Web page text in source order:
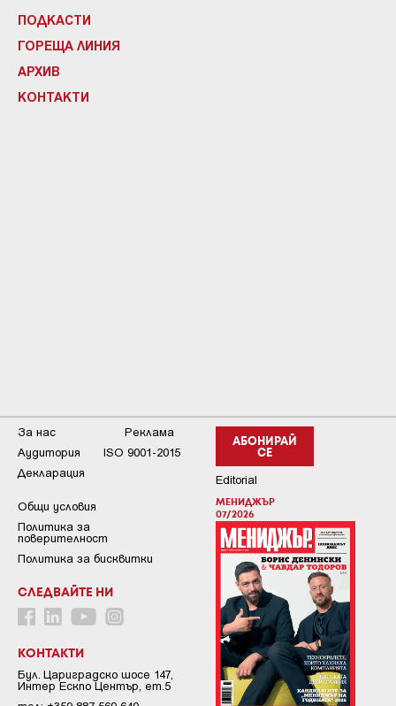
ПОДКАСТИ
ГОРЕЩА ЛИНИЯ
АРХИВ
КОНТАКТИ
АБОНИРАЙ
СЕ
Editorial
МЕНИДЖЪР
07/2026
За нас
Реклама
Аудитория
ISO 9001-2015
Декларация
Общи условия
Пoлитикa зa
пoвepитeлнocт
Политика за бисквитки
СЛЕДВАЙТЕ НИ
КОНТАКТИ
Бул. Цариградско шосе 147,
Интер Ескпо Център, ет.5